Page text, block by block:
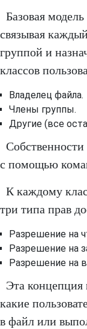
Базовая
связывая
группой и
классов
Владелец файла.
Члены группы.
Другие (все
с помощью
К каждому
три типа прав
Разрешение на
Разрешение на
Разрешение на
Эта концепция
какие
в файл или